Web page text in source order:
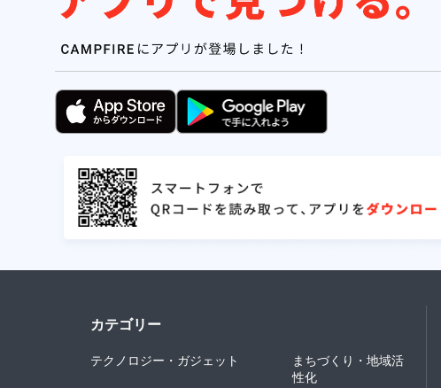
カテゴリー
テクノロジー・ガジェット
まちづくり・地域活
性化